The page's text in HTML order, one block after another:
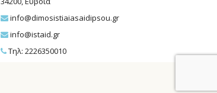
info@dimosistiaiasaidipsou.gr
info@istaid.gr
Τηλ: 2226350010